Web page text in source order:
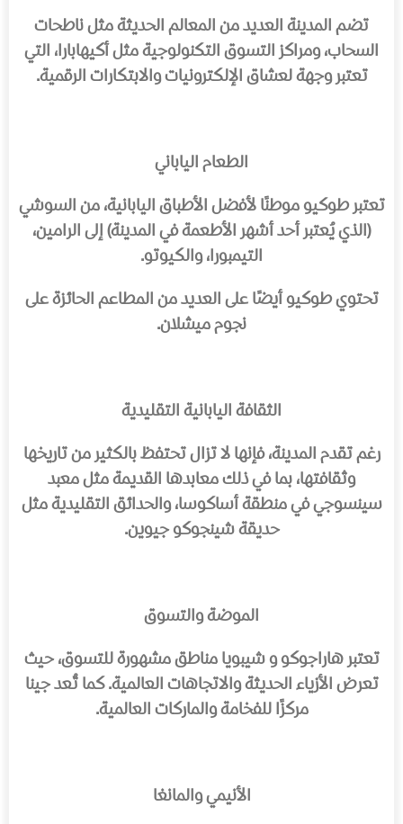
تضم المدينة العديد من المعالم الحديثة مثل ناطحات
السحاب، ومراكز التسوق التكنولوجية مثلأكيهابارا، التي
تعتبر وجهة لعشاق الإلكترونيات والابتكارات الرقمية.
الطعام الياباني
تعتبر طوكيو موطنًا لأفضل الأطباق اليابانية، من السوشي
(الذي يُعتبر أحد أشهر الأطعمة في المدينة) إلى الرامين،
التيمبورا، والكيوتو.
تحتوي طوكيو أيضًا على العديد من المطاعم الحائزة على
نجوم ميشلان.
الثقافة اليابانية التقليدية
رغم تقدم المدينة، فإنها لا تزال تحتفظ بالكثير من تاريخها
وثقافتها، بما في ذلك معابدها القديمة مثلمعبد
سينسوجيفي منطقةأساكوسا، والحدائق التقليدية مثل
حديقة شينجوكو جيوين.
الموضة والتسوق
تعتبرهاراجوكووشيبويامناطق مشهورة للتسوق، حيث
تعرض الأزياء الحديثة والاتجاهات العالمية. كما تُعدجينا
مركزًا للفخامة والماركات العالمية.
الأنيمي والمانغا